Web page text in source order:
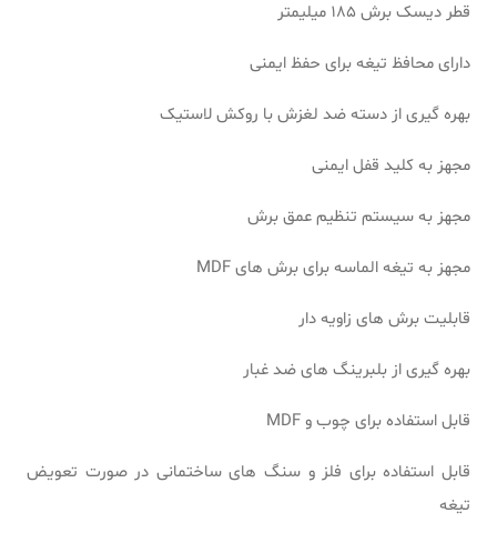
قطر دیسک برش 185 میلیمتر
دارای محافظ تیغه برای حفظ ایمنی
بهره گیری از دسته ضد لغزش با روکش لاستیک
مجهز به کلید قفل ایمنی
مجهز به سیستم تنظیم عمق برش
مجهز به تیغه الماسه برای برش های MDF
قابلیت برش های زاویه دار
بهره گیری از بلبرینگ های ضد غبار
قابل استفاده برای چوب و MDF
قابل استفاده برای فلز و سنگ های ساختمانی در صورت تعویض
تیغه